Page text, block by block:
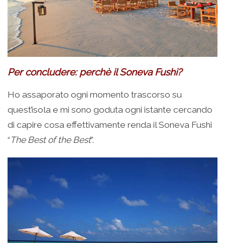
Per concludere: perchè il Soneva Fushi?
Ho assaporato ogni momento trascorso su
quest’isola e mi sono goduta ogni istante cercando
di capire cosa effettivamente renda il Soneva Fushi
“ The Best of the Best”.